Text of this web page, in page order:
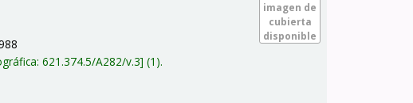
imagen de
cubierta
disponible
621.374.5/A282/v.3 (1).